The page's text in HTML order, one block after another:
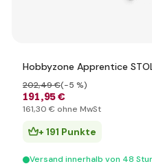
Hobbyzone Apprentice
191,95 €
202,49 €(-5 %)
161,30 € ohne MwSt
+ 191 Punkte
Versand innerhalb von 48